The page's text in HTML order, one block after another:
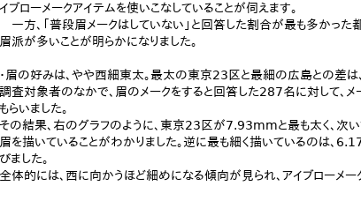
イブローメークアイテムを使いこなしていることが伺えます。
一方、「普段眉メークはしていない」と回答した割合が最も多かっ
眉派が多いことが明らかになりました。
・眉の好みは、やや西細東太。最太の東京23区と最細の広島との差は
調査対象者のなかで、眉のメークをすると回答した287名に対して、
もらいました。
その結果、右のグラフのように、東京23区が7.93mmと最も太く、次
眉を描いていることがわかりました。逆に最も細く描いているのは
びました。
全体的には、西に向かうほど細めになる傾向が見られ、アイブローメ